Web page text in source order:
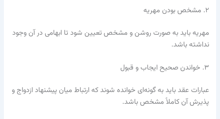
۲. مشخص بودن مهریه
مهریه باید به صورت روشن و مشخص تعیین شود تا ابهامی در آن وجود
نداشته باشد.
۳. خواندن صحیح ایجاب و قبول
عبارات عقد باید به گونه‌ای خوانده شوند که ارتباط میان پیشنهاد ازدواج و
پذیرش آن کاملاً مشخص باشد.